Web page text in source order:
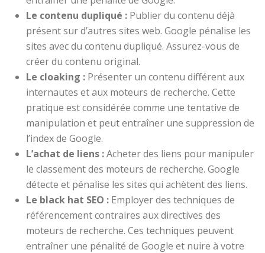
Le contenu dupliqué : Publier du contenu déjà
présent sur d’autres sites web. Google pénalise les
sites avec du contenu dupliqué. Assurez-vous de
créer du contenu original.
Le cloaking : Présenter un contenu différent aux
internautes et aux moteurs de recherche. Cette
pratique est considérée comme une tentative de
manipulation et peut entraîner une suppression de
l’index de Google.
L’achat de liens :Acheter des liens pour manipuler
le classement des moteurs de recherche. Google
détecte et pénalise les sites qui achètent des liens.
Le black hat SEO : Employer des techniques de
référencement contraires aux directives des
moteurs de recherche. Ces techniques peuvent
entraîner une pénalité de Google et nuire à votre